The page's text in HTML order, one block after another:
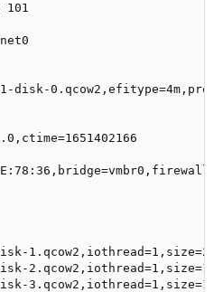
docs/pve-admin-
101
disk-